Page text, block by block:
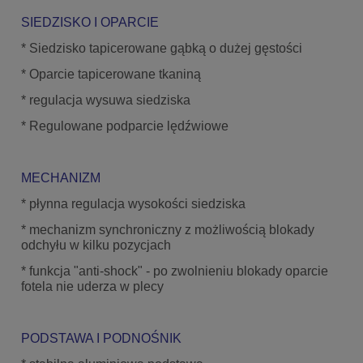
SIEDZISKO I OPARCIE
* Siedzisko tapicerowane gąbką o dużej gęstości
* Oparcie tapicerowane tkaniną
* regulacja wysuwa siedziska
* Regulowane podparcie lędźwiowe
MECHANIZM
* płynna regulacja wysokości siedziska
* mechanizm synchroniczny z możliwością blokady
odchyłu w kilku pozycjach
* funkcja "anti-shock" - po zwolnieniu blokady oparcie
fotela nie uderza w plecy
PODSTAWA I PODNOŚNIK